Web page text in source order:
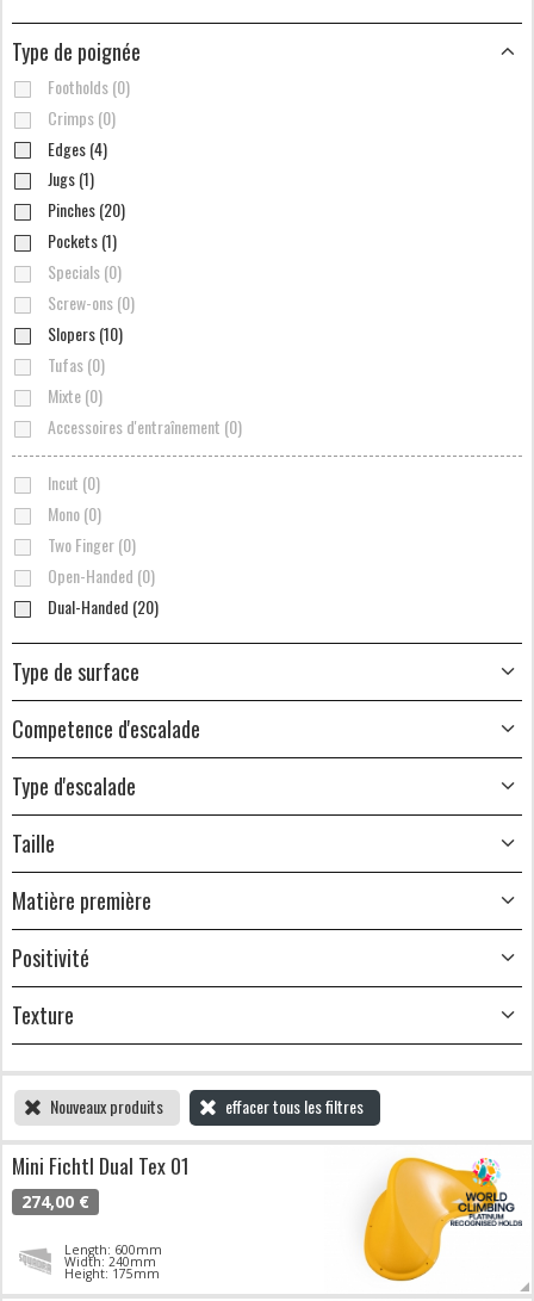
Type de poignée
Footholds (0)
Crimps (0)
Edges (4)
Jugs (1)
Pinches (20)
Pockets (1)
Specials (0)
Screw-ons (0)
Slopers (10)
Tufas (0)
Mixte (0)
Accessoires d'entraînement (0)
Incut (0)
Mono (0)
Two Finger (0)
Open-Handed (0)
Dual-Handed (20)
Type de surface
Competence d'escalade
Type d'escalade
Taille
Matière première
Positivité
Texture
Nouveaux produits effacer tous les filtres
Mini Fichtl Dual Tex 01
274,00 €
Length: 600mm
Width: 240mm
Height: 175mm